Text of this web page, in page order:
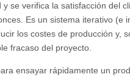
se verifica la satisfacción del
Es un sistema iterativo (e
los costes de producción y,
fracaso del proyecto.
ensayar rápidamente un